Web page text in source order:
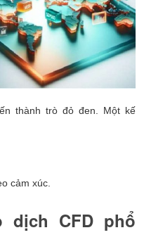
thành trò đỏ đen. Một kế
cảm xúc.
CFD phổ